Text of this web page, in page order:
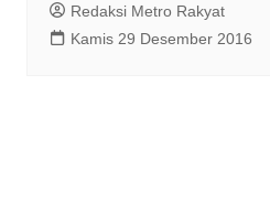
Redaksi Metro Rakyat
Kamis 29 Desember 2016